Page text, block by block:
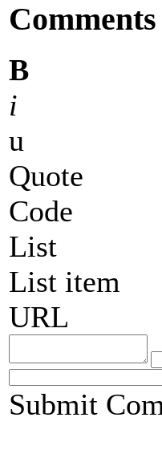
Comments
B
i
u
Quote
Code
List
List item
URL
Submit